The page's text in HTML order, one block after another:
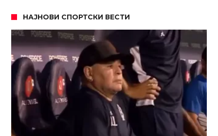
НАЈНОВИ СПОРТСКИ ВЕСТИ